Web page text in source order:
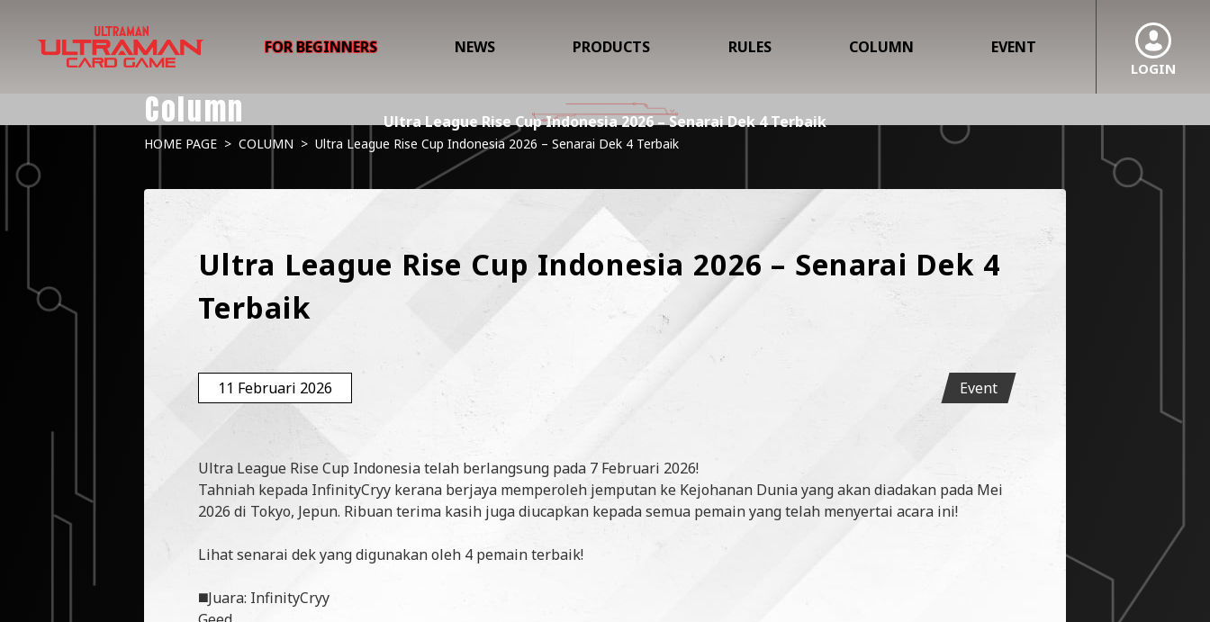
LOGIN
FOR BEGINNERS NEWS PRODUCTS RULES COLUMN EVENT
Column Ultra League Rise Cup Indonesia 2026 – Senarai Dek 4 Terbaik
HOME PAGE > COLUMN > Ultra League Rise Cup Indonesia 2026 – Senarai Dek 4 Terbaik
Ultra League Rise Cup Indonesia 2026 – Senarai Dek 4
Terbaik
11 Februari 2026 Event
Ultra League Rise Cup Indonesia telah berlangsung pada 7 Februari 2026!
Tahniah kepada InfinityCryy kerana berjaya memperoleh jemputan ke Kejohanan Dunia yang akan diadakan pada Mei
2026 di Tokyo, Jepun. Ribuan terima kasih juga diucapkan kepada semua pemain yang telah menyertai acara ini!
Lihat senarai dek yang digunakan oleh 4 pemain terbaik!
◼️Juara: InfinityCryy